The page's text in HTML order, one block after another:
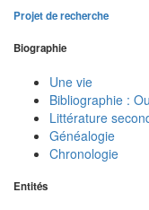
Projet de recherche
Biographie
Une vie
Bibliographie :
Littérature
Généalogie
Chronologie
Entités